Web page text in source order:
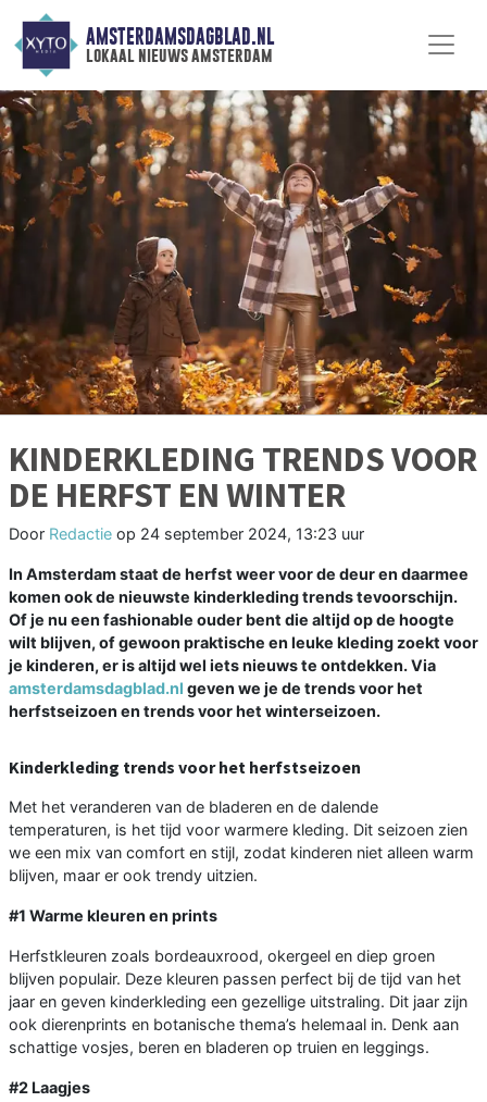
AMSTERDAMSDAGBLAD.NL
lokaal nieuws amsterdam
KINDERKLEDING TRENDS VOOR
DE HERFST EN WINTER
Door Redactie op 24 september 2024, 13:23 uur
In Amsterdam staat de herfst weer voor de deur en daarmee
komen ook de nieuwste kinderkleding trends tevoorschijn.
Of je nu een fashionable ouder bent die altijd op de hoogte
wilt blijven, of gewoon praktische en leuke kleding zoekt voor
je kinderen, er is altijd wel iets nieuws te ontdekken. Via
amsterdamsdagblad.nl geven we je de trends voor het
herfstseizoen en trends voor het winterseizoen.
Kinderkleding trends voor het herfstseizoen
Met het veranderen van de bladeren en de dalende
temperaturen, is het tijd voor warmere kleding. Dit seizoen zien
we een mix van comfort en stijl, zodat kinderen niet alleen warm
blijven, maar er ook trendy uitzien.
#1 Warme kleuren en prints
Herfstkleuren zoals bordeauxrood, okergeel en diep groen
blijven populair. Deze kleuren passen perfect bij de tijd van het
jaar en geven kinderkleding een gezellige uitstraling. Dit jaar zijn
ook dierenprints en botanische thema’s helemaal in. Denk aan
schattige vosjes, beren en bladeren op truien en leggings.
#2 Laagjes